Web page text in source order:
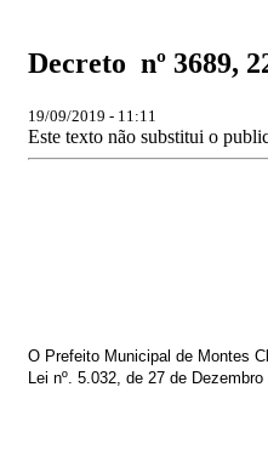
Decreto ​​​​​​​ nº 3689,
19/09/2019 - 11:11
Este texto não substitui o
O Prefeito Municipal de Montes
Lei nº. 5.032, de 27 de